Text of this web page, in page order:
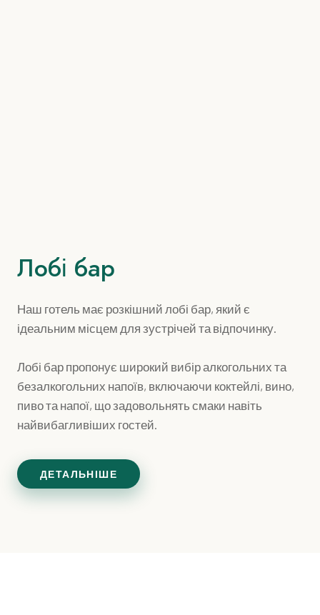
Лобі бар
Наш готель має розкішний лобі бар, який є
ідеальним місцем для зустрічей та відпочинку.
Лобі бар пропонує широкий вибір алкогольних та
безалкогольних напоїв, включаючи коктейлі, вино,
пиво та напої, що задовольнять смаки навіть
найвибагливіших гостей.
ДЕТАЛЬНІШЕ